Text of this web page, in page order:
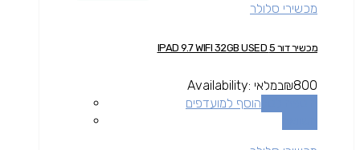
מכשירי סלולר
מכשיר דור 5 IPAD 9.7 WIFI 32GB USED
₪800
Availability: במלאי
הוסף למועדפים